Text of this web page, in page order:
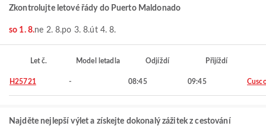
Zkontrolujte letové řády do Puerto Maldonado
so 1. 8.ne 2. 8.po 3. 8.út 4. 8.
Let č. Model letadla Odjíždí Přijíždí
H25721 - 08:45 09:45
Najděte nejlepší výlet a získejte dokonalý zážitek z cestování